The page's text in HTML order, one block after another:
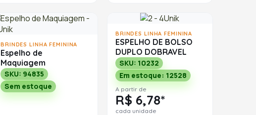
BRINDES LINHA FEMININA
Espelho de
Maquiagem
SKU: 94835
Sem estoque
BRINDES LINHA FEMININA
ESPELHO DE BOLSO
DUPLO DOBRAVEL
SKU: 10232
Em estoque: 12528
A partir de
R$ 6,78*
cada unidade